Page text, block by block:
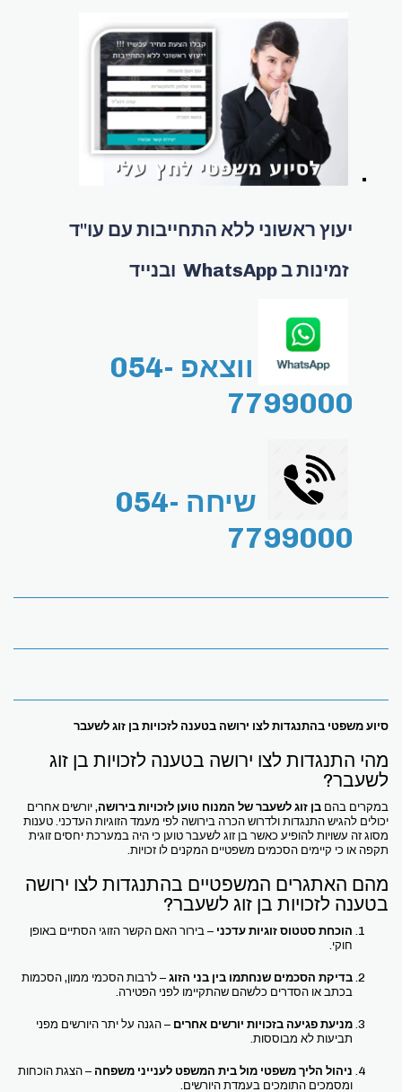
יעוץ ראשוני ללא התחייבות עם עו"ד
זמינות ב WhatsApp ובנייד
ווצאפ 054-
7799000
שיחה 054-
7799000
סיוע משפטי בהתנגדות לצו ירושה בטענה לזכויות בן זוג לשעבר
מהי התנגדות לצו ירושה בטענה לזכויות בן זוג
לשעבר?
במקרים בהם בן זוג לשעבר של המנוח טוען לזכויות בירושה, יורשים אחרים
יכולים להגיש התנגדות ולדרוש הכרה בירושה לפי מעמד הזוגיות העדכני. טענות
מסוג זה עשויות להופיע כאשר בן זוג לשעבר טוען כי היה במערכת יחסים זוגית
תקפה או כי קיימים הסכמים משפטיים המקנים לו זכויות.
מהם האתגרים המשפטיים בהתנגדות לצו ירושה
בטענה לזכויות בן זוג לשעבר?
הוכחת סטטוס זוגיות עדכני – בירור האם הקשר הזוגי הסתיים באופן
חוקי.
בדיקת הסכמים שנחתמו בין בני הזוג– לרבות הסכמי ממון, הסכמות
בכתב או הסדרים כלשהם שהתקיימו לפני הפטירה.
מניעת פגיעה בזכויות יורשים אחרים – הגנה על יתר היורשים מפני
תביעות לא מבוססות.
ניהול הליך משפטי מול בית המשפט לענייני משפחה – הצגת הוכחות
ומסמכים התומכים בעמדת היורשים.